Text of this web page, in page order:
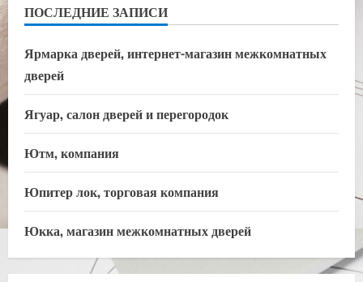
ПОСЛЕДНИЕ ЗАПИСИ
Ярмарка дверей, интернет-магазин межкомнатных
дверей
Ягуар, салон дверей и перегородок
Ютм, компания
Юпитер лок, торговая компания
Юкка, магазин межкомнатных дверей